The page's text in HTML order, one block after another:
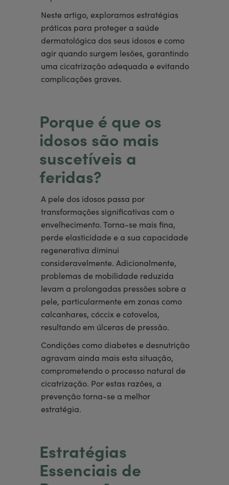
Neste artigo, exploramos estratégias
práticas para proteger a saúde
dermatológica dos seus idosos e como
agir quando surgem lesões, garantindo
uma cicatrização adequada e evitando
complicações graves.
Porque é que os
idosos são mais
suscetíveis a
feridas?
A pele dos idosos passa por
transformações significativas com o
envelhecimento. Torna-se mais fina,
perde elasticidade e a sua capacidade
regenerativa diminui
consideravelmente. Adicionalmente,
problemas de mobilidade reduzida
levam a prolongadas pressões sobre a
pele, particularmente em zonas como
calcanhares, cóccix e cotovelos,
resultando em úlceras de pressão.
Condições como diabetes e desnutrição
agravam ainda mais esta situação,
comprometendo o processo natural de
cicatrização. Por estas razões, a
prevenção torna-se a melhor
estratégia.
Estratégias
Essenciais de